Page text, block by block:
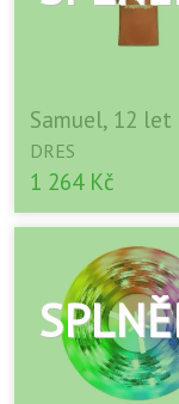
Samuel, 12 let
DRES
1 264 Kč